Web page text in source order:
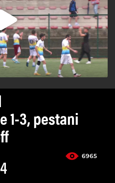
1-3, pestani
6965